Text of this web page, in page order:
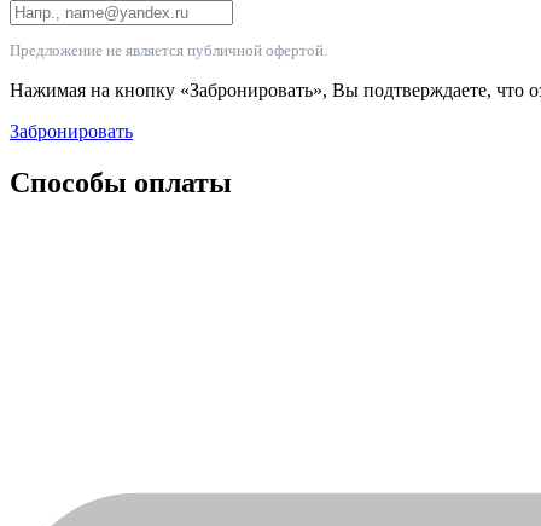
Предложение не является публичной офертой.
Нажимая на кнопку «Забронировать», Вы подтверждаете, что
Забронировать
Способы оплаты